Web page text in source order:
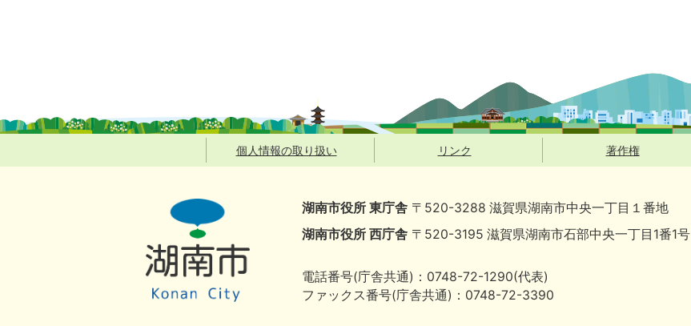
個人情報の取り扱い リンク 著作権
湖南市役所 東庁舎 〒520-3288 滋賀県湖南市中央一丁目１番地
湖南市役所 西庁舎 〒520-3195 滋賀県湖南市石部中央一丁目1番1号
電話番号(庁舎共通)：0748-72-1290(代表)
ファックス番号(庁舎共通)：0748-72-3390